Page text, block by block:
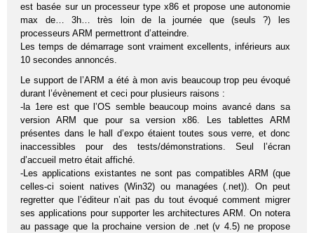
est basée sur un processeur type x86 et propose une autonomie
max de… 3h… très loin de la journée que (seuls ?) les
processeurs ARM permettront d’atteindre.
Les temps de démarrage sont vraiment excellents, inférieurs aux
10 secondes annoncés.
Le support de l’ARM a été à mon avis beaucoup trop peu évoqué
durant l’évènement et ceci pour plusieurs raisons :
-la 1ere est que l’OS semble beaucoup moins avancé dans sa
version ARM que pour sa version x86. Les tablettes ARM
présentes dans le hall d’expo étaient toutes sous verre, et donc
inaccessibles pour des tests/démonstrations. Seul l’écran
d’accueil metro était affiché.
-Les applications existantes ne sont pas compatibles ARM (que
celles-ci soient natives (Win32) ou managées (.net)). On peut
regretter que l’éditeur n’ait pas du tout évoqué comment migrer
ses applications pour supporter les architectures ARM. On notera
au passage que la prochaine version de .net (v 4.5) ne propose